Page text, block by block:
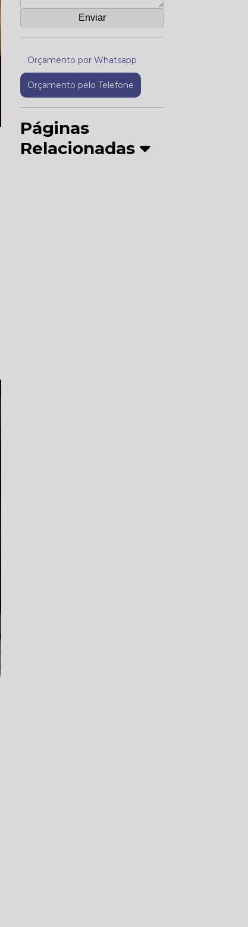
Orçamento por Whatsapp
Orçamento pelo Telefone
Páginas
Relacionadas